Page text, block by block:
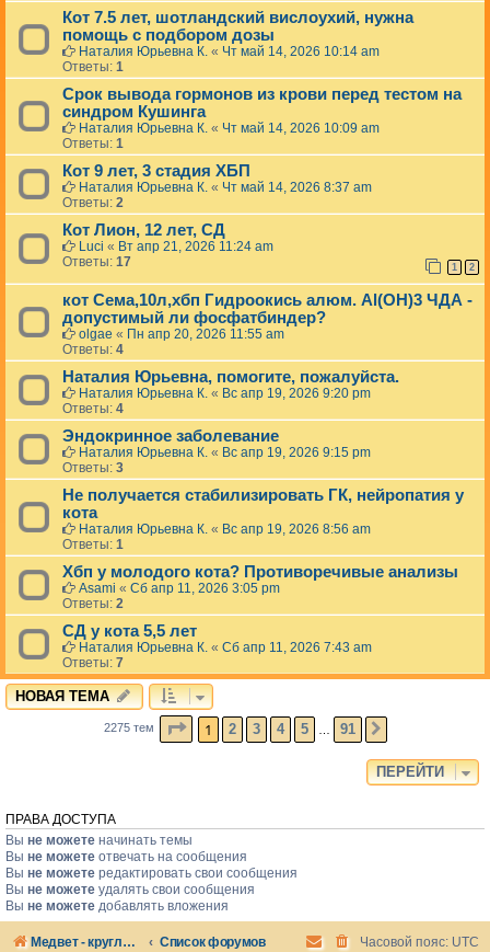
Кот 7.5 лет, шотландский вислоухий, нужна
помощь с подбором дозы
Наталия Юрьевна К. « Чт май 14, 2026 10:14 am
Ответы: 1
Срок вывода гормонов из крови перед тестом на
синдром Кушинга
Наталия Юрьевна К. « Чт май 14, 2026 10:09 am
Ответы: 1
Кот 9 лет, 3 стадия ХБП
Наталия Юрьевна К. « Чт май 14, 2026 8:37 am
Ответы: 2
Кот Лион, 12 лет, СД
Luci « Вт апр 21, 2026 11:24 am
Ответы: 17 1 2
кот Сема,10л,хбп Гидроокись алюм. Al(OH)3 ЧДА -
допустимый ли фосфатбиндер?
olgae « Пн апр 20, 2026 11:55 am
Ответы: 4
Наталия Юрьевна, помогите, пожалуйста.
Наталия Юрьевна К. « Вс апр 19, 2026 9:20 pm
Ответы: 4
Эндокринное заболевание
Наталия Юрьевна К. « Вс апр 19, 2026 9:15 pm
Ответы: 3
Не получается стабилизировать ГК, нейропатия у
кота
Наталия Юрьевна К. « Вс апр 19, 2026 8:56 am
Ответы: 1
Хбп у молодого кота? Противоречивые анализы
Asami « Сб апр 11, 2026 3:05 pm
Ответы: 2
СД у кота 5,5 лет
Наталия Юрьевна К. « Сб апр 11, 2026 7:43 am
Ответы: 7
НОВАЯ ТЕМА
2275 тем СТРАНИЦА ИЗ91
1 2 3 4 5 91
ПЕРЕЙТИ
ПРАВА ДОСТУПА
Вы не можете начинать темы
Вы не можете отвечать на сообщения
Вы не можете редактировать свои сообщения
Вы не можете удалять свои сообщения
Вы не можете добавлять вложения
Медвет - круглосуточная ветеринарная клиника в Москве Список форумов Часовой пояс: UTC